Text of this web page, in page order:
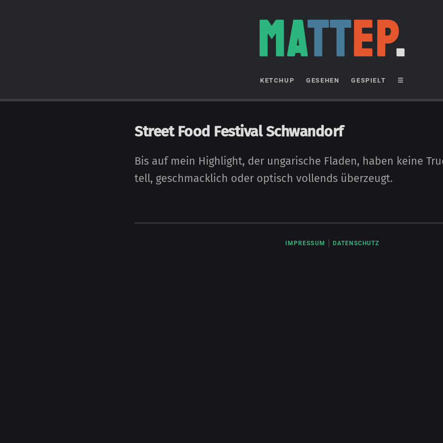
MATTEP.
KETCHUP GESEHEN GESPIELT ☰
Street Food Festival Schwandorf
Bis auf mein Highlight, der ungarische Fladen, haben keine
tell, ge­schmack­lich oder optisch vollends über­zeugt.
IMPRESSUM DATENSCHUTZ